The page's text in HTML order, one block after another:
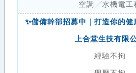
空調╱水機電工
✨儲備幹部招募中｜打造你的健
上合堂生技有限
經驗不拘